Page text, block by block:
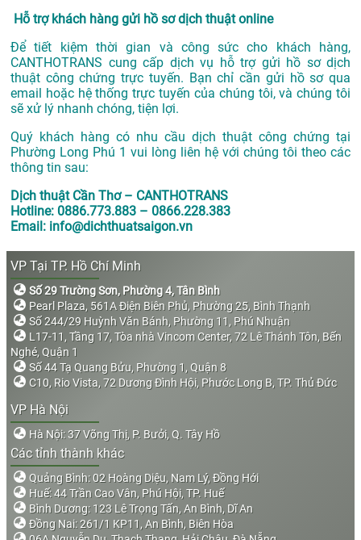
Hỗ trợ khách hàng gửi hồ sơ dịch thuật online
Để tiết kiệm thời gian và công sức cho khách hàng,
CANTHOTRANS cung cấp dịch vụ hỗ trợ gửi hồ sơ dịch
thuật công chứng trực tuyến. Bạn chỉ cần gửi hồ sơ qua
email hoặc hệ thống trực tuyến của chúng tôi, và chúng tôi
sẽ xử lý nhanh chóng, tiện lợi.
Quý khách hàng có nhu cầu dịch thuật công chứng tại
Phường Long Phú 1 vui lòng liên hệ với chúng tôi theo các
thông tin sau:
Dịch thuật Cần Thơ – CANTHOTRANS
Hotline: 0886.773.883 – 0866.228.383
Email: info@dichthuatsaigon.vn
VP Tại TP. Hồ Chí Minh
Số 29 Trường Sơn, Phường 4, Tân Bình
Pearl Plaza, 561A Điện Biên Phủ, Phường 25, Bình Thạnh
Số 244/29 Huỳnh Văn Bánh, Phường 11, Phú Nhuận
L17-11, Tầng 17, Tòa nhà Vincom Center, 72 Lê Thánh Tôn, Bến
Nghé, Quận 1
Số 44 Tạ Quang Bửu, Phường 1, Quận 8
C10, Rio Vista, 72 Dương Đình Hội, Phước Long B, TP. Thủ Đức
VP Hà Nội
Hà Nội: 37 Võng Thị, P. Bưởi, Q. Tây Hồ
Các tỉnh thành khác
Quảng Bình: 02 Hoàng Diệu, Nam Lý, Đồng Hới
Huế: 44 Trần Cao Vân, Phú Hội, TP. Huế
Bình Dương: 123 Lê Trọng Tấn, An Bình, Dĩ An
Đồng Nai: 261/1 KP11, An Bình, Biên Hòa